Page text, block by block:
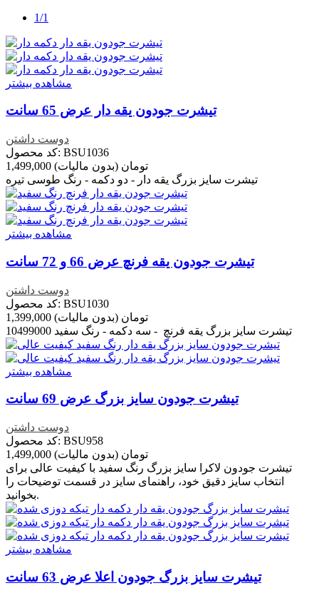
1/1
مشاهده بیشتر
تیشرت جودون یقه دار عرض 65 سانت
دوست داشتن
کد محصول: BSU1036
1,499,000 تومان (بدون مالیات)
تیشرت سایز بزرگ یقه دار - دو دکمه - رنگ طوسی تیره
مشاهده بیشتر
تیشرت جودون یقه فرنچ عرض 66 و 72 سانت
دوست داشتن
کد محصول: BSU1030
1,399,000 تومان (بدون مالیات)
تیشرت سایز بزرگ یقه فرنچ - سه دکمه - رنگ سفید 10499000
مشاهده بیشتر
تیشرت جودون سایز بزرگ عرض 69 سانت
دوست داشتن
کد محصول: BSU958
1,499,000 تومان (بدون مالیات)
تیشرت جودون لاکرا سایز بزرگ رنگ سفید با کیفیت عالی برای
انتخاب سایز دقیق خود، راهنمای سایز در قسمت توضیحات را
بخوانید.
مشاهده بیشتر
تیشرت سایز بزرگ جودون اعلا عرض 63 سانت